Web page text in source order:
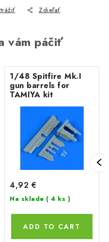
Zdieľať
vám páčiť
1/48 Spitfire Mk.I
gun barrels for
TAMIYA kit
4,92 €
Na sklade ( 4 ks )
ADD TO CART